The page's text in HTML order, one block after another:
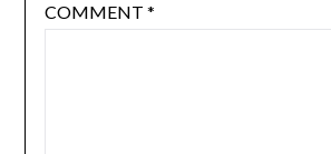
COMMENT *